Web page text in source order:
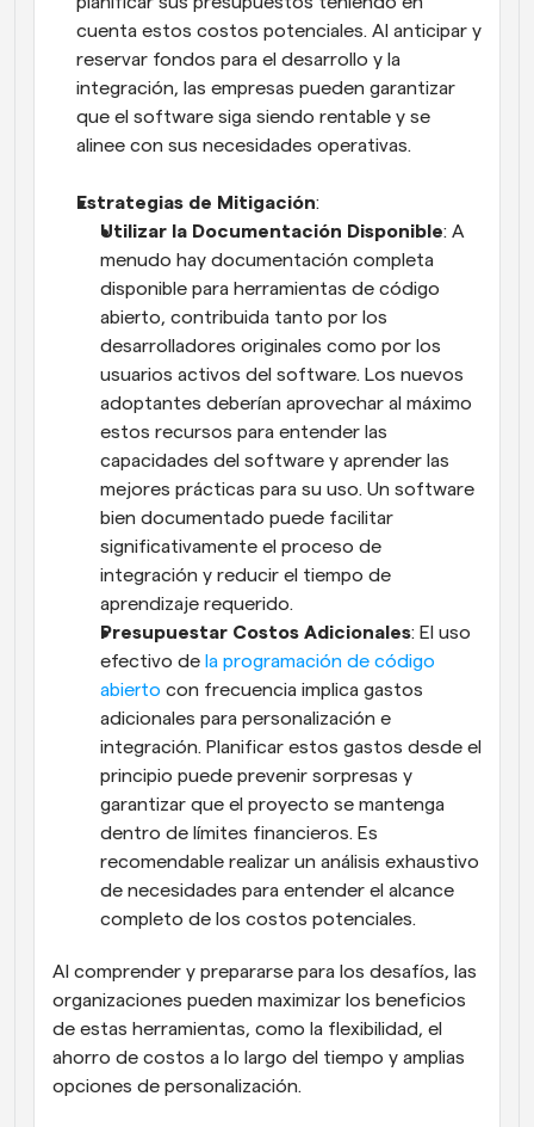
cuenta estos costos potenciales. Al anticipar y
reservar fondos para el desarrollo y la
integración, las empresas pueden garantizar
que el software siga siendo rentable y se
alinee con sus necesidades operativas.
Estrategias de Mitigación:
Utilizar la Documentación Disponible: A
menudo hay documentación completa
disponible para herramientas de código
abierto, contribuida tanto por los
desarrolladores originales como por los
usuarios activos del software. Los nuevos
adoptantes deberían aprovechar al máximo
estos recursos para entender las
capacidades del software y aprender las
mejores prácticas para su uso. Un software
bien documentado puede facilitar
significativamente el proceso de
integración y reducir el tiempo de
aprendizaje requerido.
Presupuestar Costos Adicionales: El uso
efectivo de la programación de código
abierto con frecuencia implica gastos
adicionales para personalización e
integración. Planificar estos gastos desde el
principio puede prevenir sorpresas y
garantizar que el proyecto se mantenga
dentro de límites financieros. Es
recomendable realizar un análisis exhaustivo
de necesidades para entender el alcance
completo de los costos potenciales.
Al comprender y prepararse para los desafíos, las
organizaciones pueden maximizar los beneficios
de estas herramientas, como la flexibilidad, el
ahorro de costos a lo largo del tiempo y amplias
opciones de personalización.